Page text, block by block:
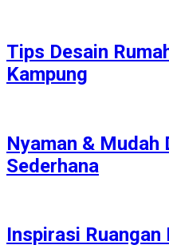
Tips Desain
Kampung
Nyaman & Mudah
Sederhana
Inspirasi